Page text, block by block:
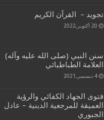
تجويد – القرآن الكريم
20 أكتوبر,2022
سنن النبي (صلى الله عليه وآله)
العلامة الطباطبائي
4 ديسمبر,2021
فتوى الجهاد الكفائي والرؤية
العميقة للمرجعية الدينية – عادل
الجبوري